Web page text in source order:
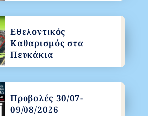
Εθελοντικός
Καθαρισμός στα
Πευκάκια
Προβολές 30/07-
09/08/2026